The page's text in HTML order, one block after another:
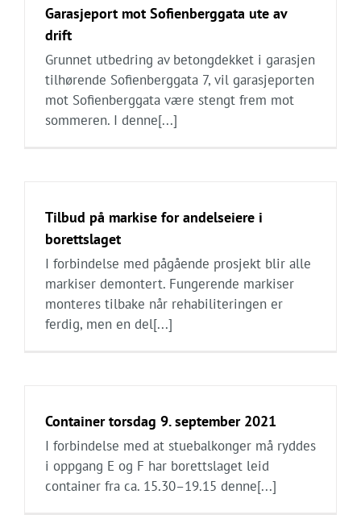
Garasjeport mot Sofienberggata ute av
drift
Grunnet utbedring av betongdekket i garasjen
tilhørende Sofienberggata 7, vil garasjeporten
mot Sofienberggata være stengt frem mot
sommeren. I denne[...]
Tilbud på markise for andelseiere i
borettslaget
I forbindelse med pågående prosjekt blir alle
markiser demontert. Fungerende markiser
monteres tilbake når rehabiliteringen er
ferdig, men en del[...]
Container torsdag 9. september 2021
I forbindelse med at stuebalkonger må ryddes
i oppgang E og F har borettslaget leid
container fra ca. 15.30–19.15 denne[...]